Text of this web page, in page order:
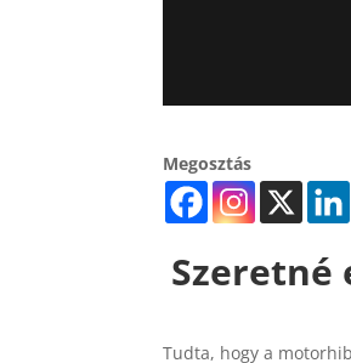
Megosztás
Szeretné
Tudta, hogy a